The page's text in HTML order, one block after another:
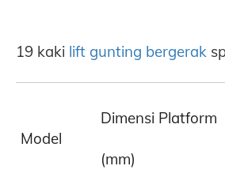
19 kaki lift gunting bergerak
Model
Dimensi Platform
(mm)